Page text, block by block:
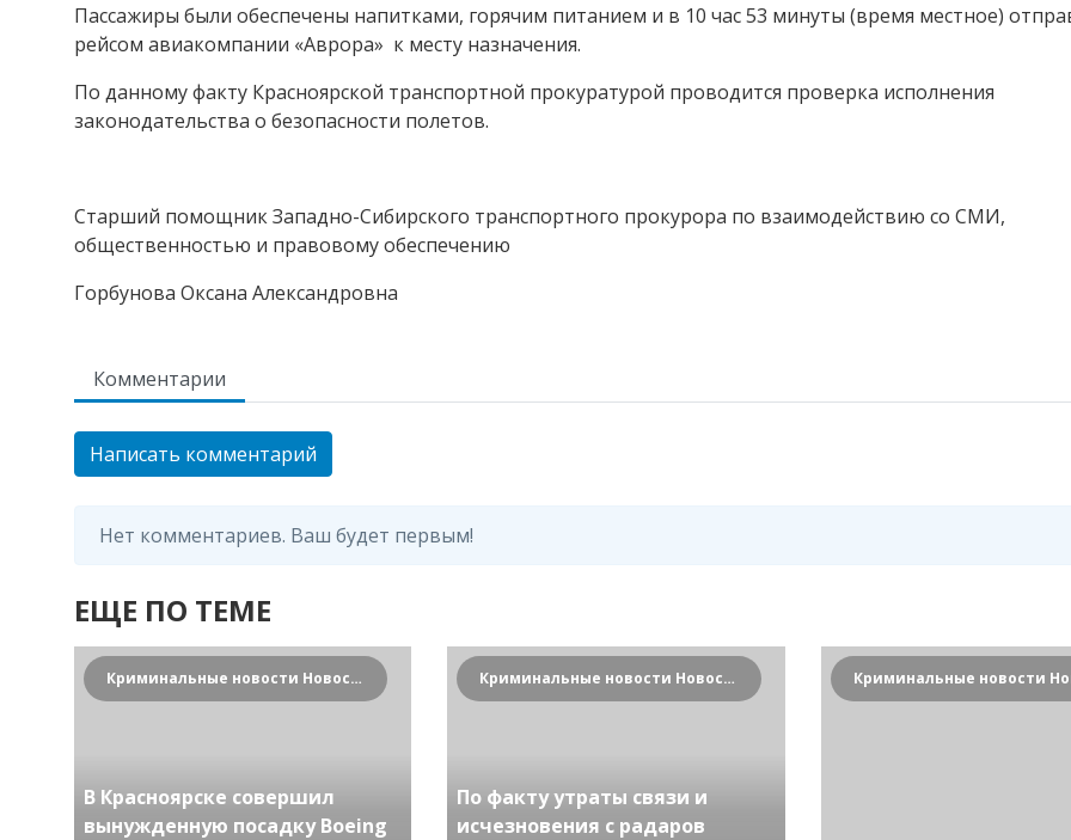
Пассажиры были обеспечены напитками, горячим питанием и в 10 час 53 минуты (время местное)
рейсом авиакомпании «Аврора» к месту назначения.
По данному факту Красноярской транспортной прокуратурой проводится проверка исполнения
законодательства о безопасности полетов.
Старший помощник Западно-Сибирского транспортного прокурора по взаимодействию со СМИ,
общественностью и правовому обеспечению
Горбунова Оксана Александровна
Комментарии
Написать комментарий
Нет комментариев. Ваш будет первым!
ЕЩЕ ПО ТЕМЕ
Криминальные новости Новосибирска и Сибирского региона
В Красноярске совершил
вынужденную посадку Boeing
Криминальные новости Новосибирска и Сибирского региона
По факту утраты связи и
исчезновения с радаров